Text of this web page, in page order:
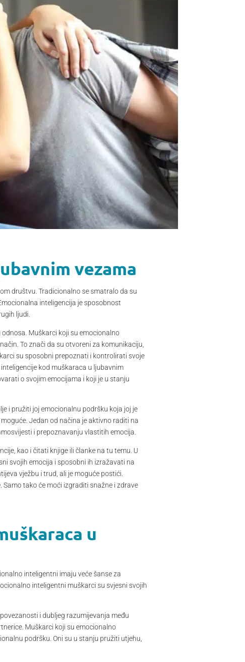
vezama
društvu. Tradicionalno se smatralo da su
inteligencija je sposobnost
ljudi.
Muškarci koji su emocionalno
To znači da su otvoreni za komunikaciju,
su sposobni prepoznati i kontrolirati svoje
kod muškaraca u ljubavnim
o svojim emocijama i koji je u stanju
i pružiti joj emocionalnu podršku koja joj je
Jedan od načina je aktivno raditi na
i prepoznavanju vlastitih emocija.
kao i čitati knjige ili članke na tu temu. U
svojih emocija i sposobni ih izražavati na
vježbu i trud, ali je moguće postići.
tako će moći izgraditi snažne i zdrave
u
inteligentni imaju veće šanse za
inteligentni muškarci su svjesni svojih
i dubljeg razumijevanja među
Muškarci koji su emocionalno
podršku. Oni su u stanju pružiti utjehu,